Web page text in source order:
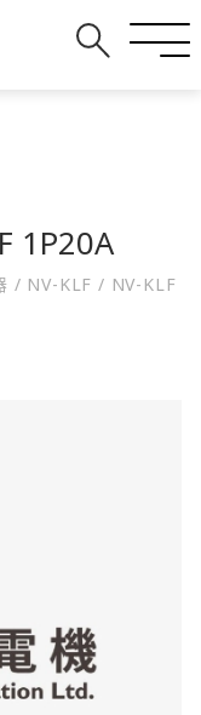
1P20A
/ NV-KLF / NV-KLF